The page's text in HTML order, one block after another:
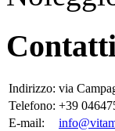
Indirizzo: via
Telefono: +39
E-mail: